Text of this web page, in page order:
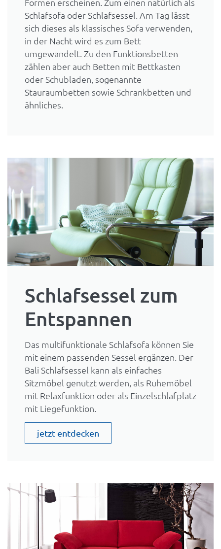
Schlafsofa oder Schlafsessel. Am Tag lässt
sich dieses als klassisches Sofa verwenden,
in der Nacht wird es zum Bett
umgewandelt. Zu den Funktionsbetten
zählen aber auch Betten mit Bettkasten
oder Schubladen, sogenannte
Stauraumbetten sowie Schrankbetten und
ähnliches.
Schlafsessel zum
Entspannen
Das multifunktionale Schlafsofa können Sie
mit einem passenden Sessel ergänzen. Der
Bali Schlafsessel kann als einfaches
Sitzmöbel genutzt werden, als Ruhemöbel
mit Relaxfunktion oder als Einzelschlafplatz
mit Liegefunktion.
jetzt entdecken